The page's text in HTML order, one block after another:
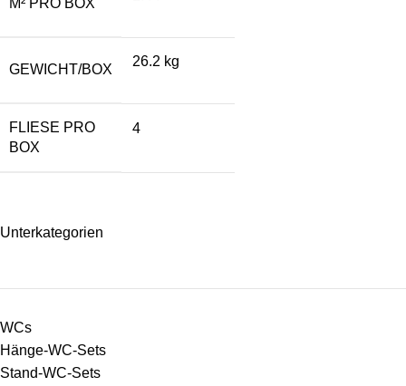
Unterkategorien
WCs
Hänge-WC-Sets
Stand-WC-Sets
GEWICHT/BOX
26.2 kg
FLIESE PRO
BOX
4